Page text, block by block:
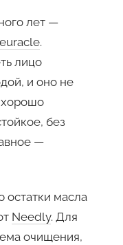
лет —
.
лицо
и оно не
хорошо
без
—
остатки масла
Needly. Для
очищения,